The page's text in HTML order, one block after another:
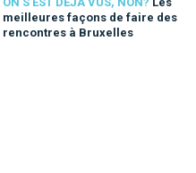
meilleures façons de faire des
rencontres à Bruxelles
rencontres à Bruxelles